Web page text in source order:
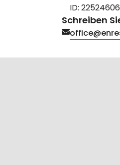
ID: 22524606
Schreiben